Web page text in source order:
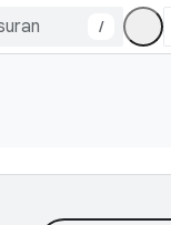
/